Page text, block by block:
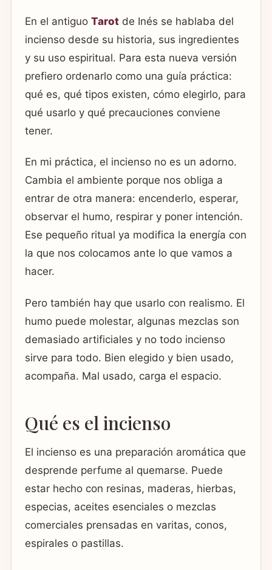
En el antiguo Tarot de Inés se hablaba del
incienso desde su historia, sus ingredientes
y su uso espiritual. Para esta nueva versión
prefiero ordenarlo como una guía práctica:
qué es, qué tipos existen, cómo elegirlo, para
qué usarlo y qué precauciones conviene
tener.
En mi práctica, el incienso no es un adorno.
Cambia el ambiente porque nos obliga a
entrar de otra manera: encenderlo, esperar,
observar el humo, respirar y poner intención.
Ese pequeño ritual ya modifica la energía con
la que nos colocamos ante lo que vamos a
hacer.
Pero también hay que usarlo con realismo. El
humo puede molestar, algunas mezclas son
demasiado artificiales y no todo incienso
sirve para todo. Bien elegido y bien usado,
acompaña. Mal usado, carga el espacio.
Qué es el incienso
El incienso es una preparación aromática que
desprende perfume al quemarse. Puede
estar hecho con resinas, maderas, hierbas,
especias, aceites esenciales o mezclas
comerciales prensadas en varitas, conos,
espirales o pastillas.